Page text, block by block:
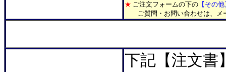
★ ご注文フォームの下の 【その
ご質問・お問い合わせは、メ
下記【注文書